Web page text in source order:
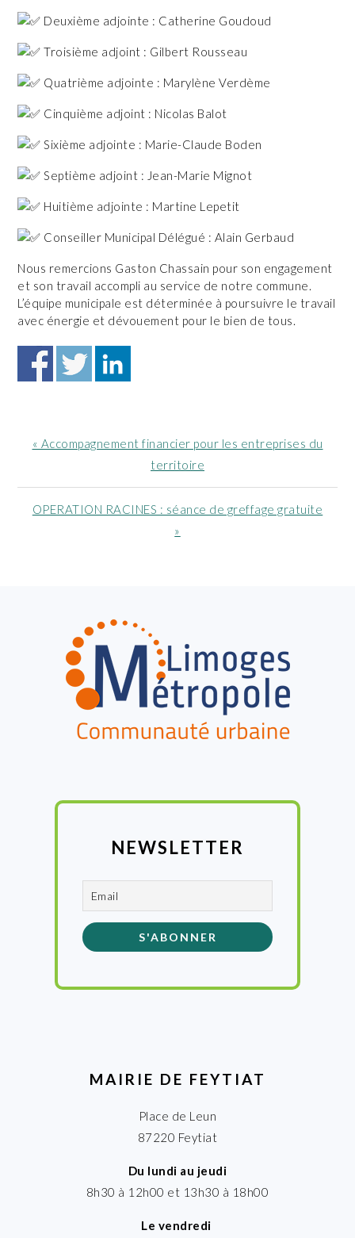
Deuxième adjointe : Catherine Goudoud
Troisième adjoint : Gilbert Rousseau
Quatrième adjointe : Marylène Verdème
Cinquième adjoint : Nicolas Balot
Sixième adjointe : Marie-Claude Boden
Septième adjoint : Jean-Marie Mignot
Huitième adjointe : Martine Lepetit
Conseiller Municipal Délégué : Alain Gerbaud
Nous remercions Gaston Chassain pour son engagement
et son travail accompli au service de notre commune.
L’équipe municipale est déterminée à poursuivre le travail
avec énergie et dévouement pour le bien de tous.
Article
:
« Accompagnement financier pour les entreprises du
territoire
Article
OPERATION RACINES : séance de greffage gratuite
»
NEWSLETTER
MAIRIE DE FEYTIAT
Place de Leun
87220 Feytiat
Du lundi au jeudi
8h30 à 12h00 et 13h30 à 18h00
Le vendredi